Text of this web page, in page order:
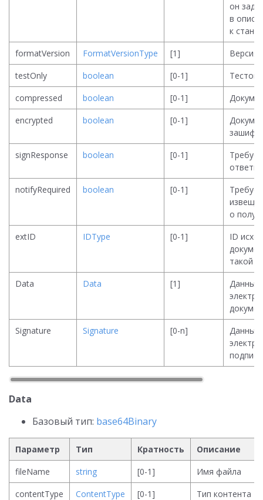
он
в
к
formatVersion
FormatVersionType [1]
Версия
testOnly
boolean [0-1]
compressed
boolean [0-1]
encrypted
boolean [0-1]
signResponse
boolean [0-1]
notifyRequired
boolean [0-1]
о
extID
IDType [0-1]
ID
такой
Data
Data [1]
Данные
Signature
Signature [0-n]
Данные
Data
Базовый тип: base64Binary
Параметр Тип Кратность
Описание
fileName
string [0-1]
Имя файла
contentType
ContentType [0-1]
Тип контента